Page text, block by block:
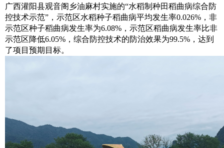
广西灌阳县观音阁乡油麻村实施的“水稻制种田稻曲病综合防
控技术示范”，示范区水稻种子稻曲病平均发生率0.026%，非
示范区种子稻曲病发生率为6.08%，示范区稻曲病发生率比非
示范区降低6.05%，综合防控技术的防治效果为99.5%，达到
了项目预期目标。